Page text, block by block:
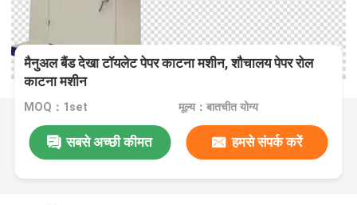
मैनुअल बैंड देखा टॉयलेट पेपर काटना मशीन, शौचालय पेपर रोल
काटना मशीन
MOQ：1set मूल्य：बातचीत योग्य
सबसे अच्छी कीमत हमसे संपर्क करें